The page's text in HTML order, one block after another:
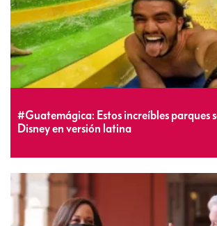
#Guatemágica: Estos increíbles parques
Disney en versión latina